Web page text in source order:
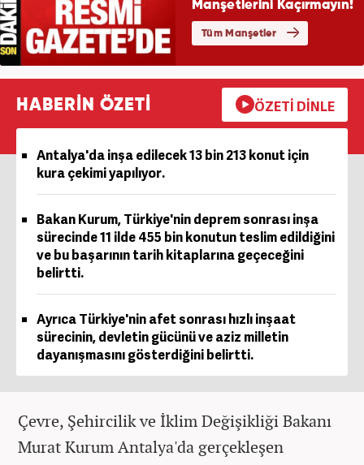
HABERİN ÖZETİ ÖZETİ DİNLE
Antalya'da inşa edilecek 13 bin 213 konut için
kura çekimi yapılıyor.
Bakan Kurum, Türkiye'nin deprem sonrası inşa
sürecinde 11 ilde 455 bin konutun teslim edildiğini
ve bu başarının tarih kitaplarına geçeceğini
belirtti.
Ayrıca Türkiye'nin afet sonrası hızlı inşaat
sürecinin, devletin gücünü ve aziz milletin
dayanışmasını gösterdiğini belirtti.
Çevre, Şehircilik ve İklim Değişikliği Bakanı
Murat Kurum Antalya'da gerçekleşen